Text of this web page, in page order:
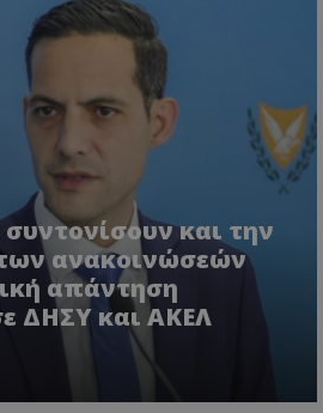
και την
ανακοινώσεών
απάντηση
ΔΗΣΥ και ΑΚΕΛ
YouTube
.youtube.com